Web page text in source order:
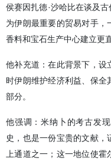
侯赛因扎德·沙哈比在谈及
为伊朗最重要的贸易对手，
香料和宝石生产中心建立更
他补充道：在此背景下，设
时伊朗维护经济利益、保
部分。
他强调：米纳卜的考古发
史，也是一份宝贵的文献
上通道之一；这一地位使霍